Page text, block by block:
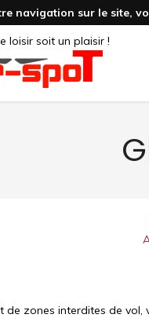
navigation sur le site,
loisir soit un plaisir !
de zones interdites de